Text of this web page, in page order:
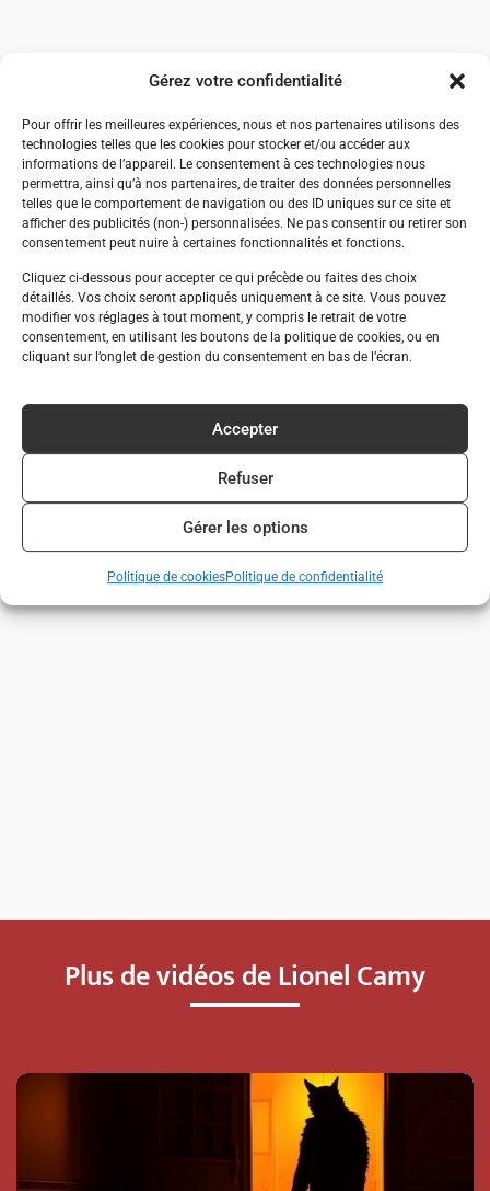
Gérez votre confidentialité
Pour offrir les meilleures expériences, nous et nos partenaires utilisons des
technologies telles que les cookies pour stocker et/ou accéder aux
informations de l’appareil. Le consentement à ces technologies nous
permettra, ainsi qu’à nos partenaires, de traiter des données personnelles
telles que le comportement de navigation ou des ID uniques sur ce site et
afficher des publicités (non-) personnalisées. Ne pas consentir ou retirer son
consentement peut nuire à certaines fonctionnalités et fonctions.
Cliquez ci-dessous pour accepter ce qui précède ou faites des choix
détaillés. Vos choix seront appliqués uniquement à ce site. Vous pouvez
modifier vos réglages à tout moment, y compris le retrait de votre
consentement, en utilisant les boutons de la politique de cookies, ou en
cliquant sur l’onglet de gestion du consentement en bas de l’écran.
Accepter
Refuser
Gérer les options
Politique de cookiesPolitique de confidentialité
Plus de vidéos de Lionel Camy